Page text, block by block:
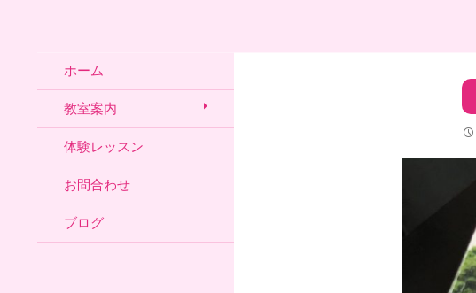
ホーム
教室案内
体験レッスン
お問合わせ
ブログ